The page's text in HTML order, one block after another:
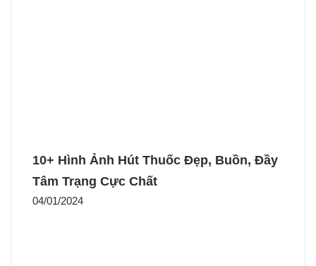
10+ Hình Ảnh Hút Thuốc Đẹp, Buồn, Đầy
Tâm Trạng Cực Chất
04/01/2024